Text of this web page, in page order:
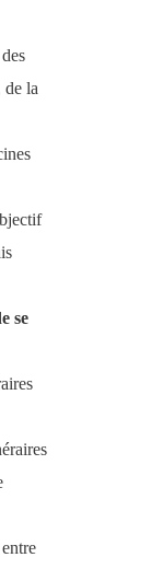
de la
se